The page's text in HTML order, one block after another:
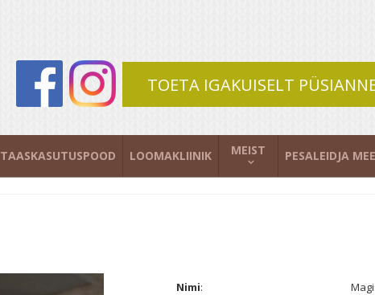
TOETA IGAKUISELT
TAASKASUTUSPOOD LOOMAKLIINIK MEIST PESALEIDJA
Nimi: